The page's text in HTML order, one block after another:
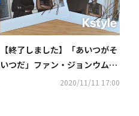
【終了しました】「あいつがそ
いつだ」ファン・ジョンウム＆
ユン・ヒョンミン直筆サイン入
2020/11/11 17:00